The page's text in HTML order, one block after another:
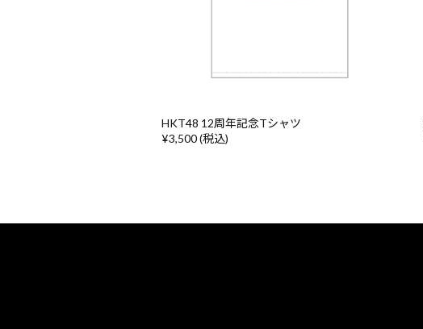
HKT48 12周年記念Tシャツ
¥3,500 (税込)